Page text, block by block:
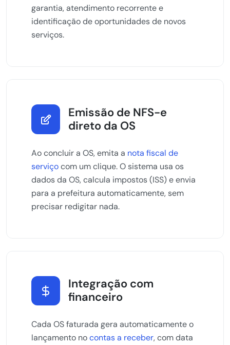
garantia, atendimento recorrente e
identificação de oportunidades de novos
serviços.
Emissão de NFS-e
direto da OS
Ao concluir a OS, emita a nota fiscal de
serviçocom um clique. O sistema usa os
dados da OS, calcula impostos (ISS) e envia
para a prefeitura automaticamente, sem
precisar redigitar nada.
Integração com
financeiro
Cada OS faturada gera automaticamente o
lançamento nocontas a receber, com data